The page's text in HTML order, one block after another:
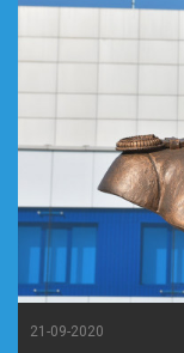
21-09-2020